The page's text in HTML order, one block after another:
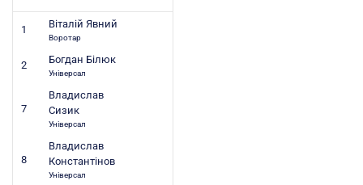
1 Віталій Явний
Воротар
2 Богдан Білюк
Універсал
7
Владислав
Сизик
Універсал
8
Владислав
Константінов
Універсал